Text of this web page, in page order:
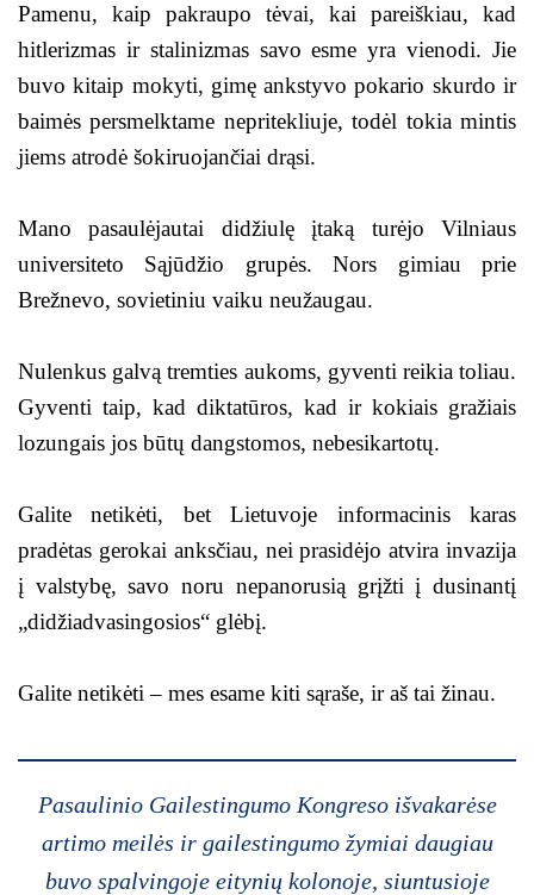
Pamenu, kaip pakraupo tėvai, kai pareiškiau, kad
hitlerizmas ir stalinizmas savo esme yra vienodi. Jie
buvo kitaip mokyti, gimę ankstyvo pokario skurdo ir
baimės persmelktame nepritekliuje, todėl tokia mintis
jiems atrodė šokiruojančiai drąsi.
Mano pasaulėjautai didžiulę įtaką turėjo Vilniaus
universiteto Sąjūdžio grupės. Nors gimiau prie
Brežnevo, sovietiniu vaiku neužaugau.
Nulenkus galvą tremties aukoms, gyventi reikia toliau.
Gyventi taip, kad diktatūros, kad ir kokiais gražiais
lozungais jos būtų dangstomos, nebesikartotų.
Galite netikėti, bet Lietuvoje informacinis karas
pradėtas gerokai anksčiau, nei prasidėjo atvira invazija
į valstybę, savo noru nepanorusią grįžti į dusinantį
„didžiadvasingosios“ glėbį.
Galite netikėti – mes esame kiti sąraše, ir aš tai žinau.
Pasaulinio Gailestingumo Kongreso išvakarėse
artimo meilės ir gailestingumo žymiai daugiau
buvo spalvingoje eitynių kolonoje, siuntusioje